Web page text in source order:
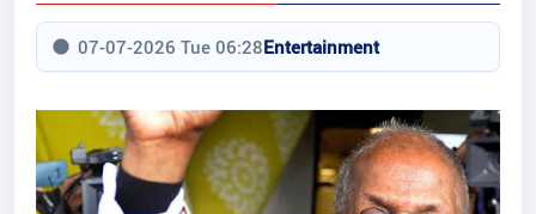
07-07-2026 Tue 06:28Entertainment